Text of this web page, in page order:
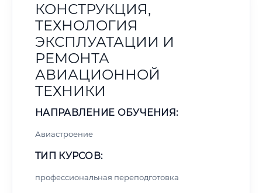
КОНСТРУКЦИЯ,
ТЕХНОЛОГИЯ
ЭКСПЛУАТАЦИИ И
РЕМОНТА
АВИАЦИОННОЙ
ТЕХНИКИ
НАПРАВЛЕНИЕ ОБУЧЕНИЯ:
Авиастроение
ТИП КУРСОВ:
профессиональная переподготовка